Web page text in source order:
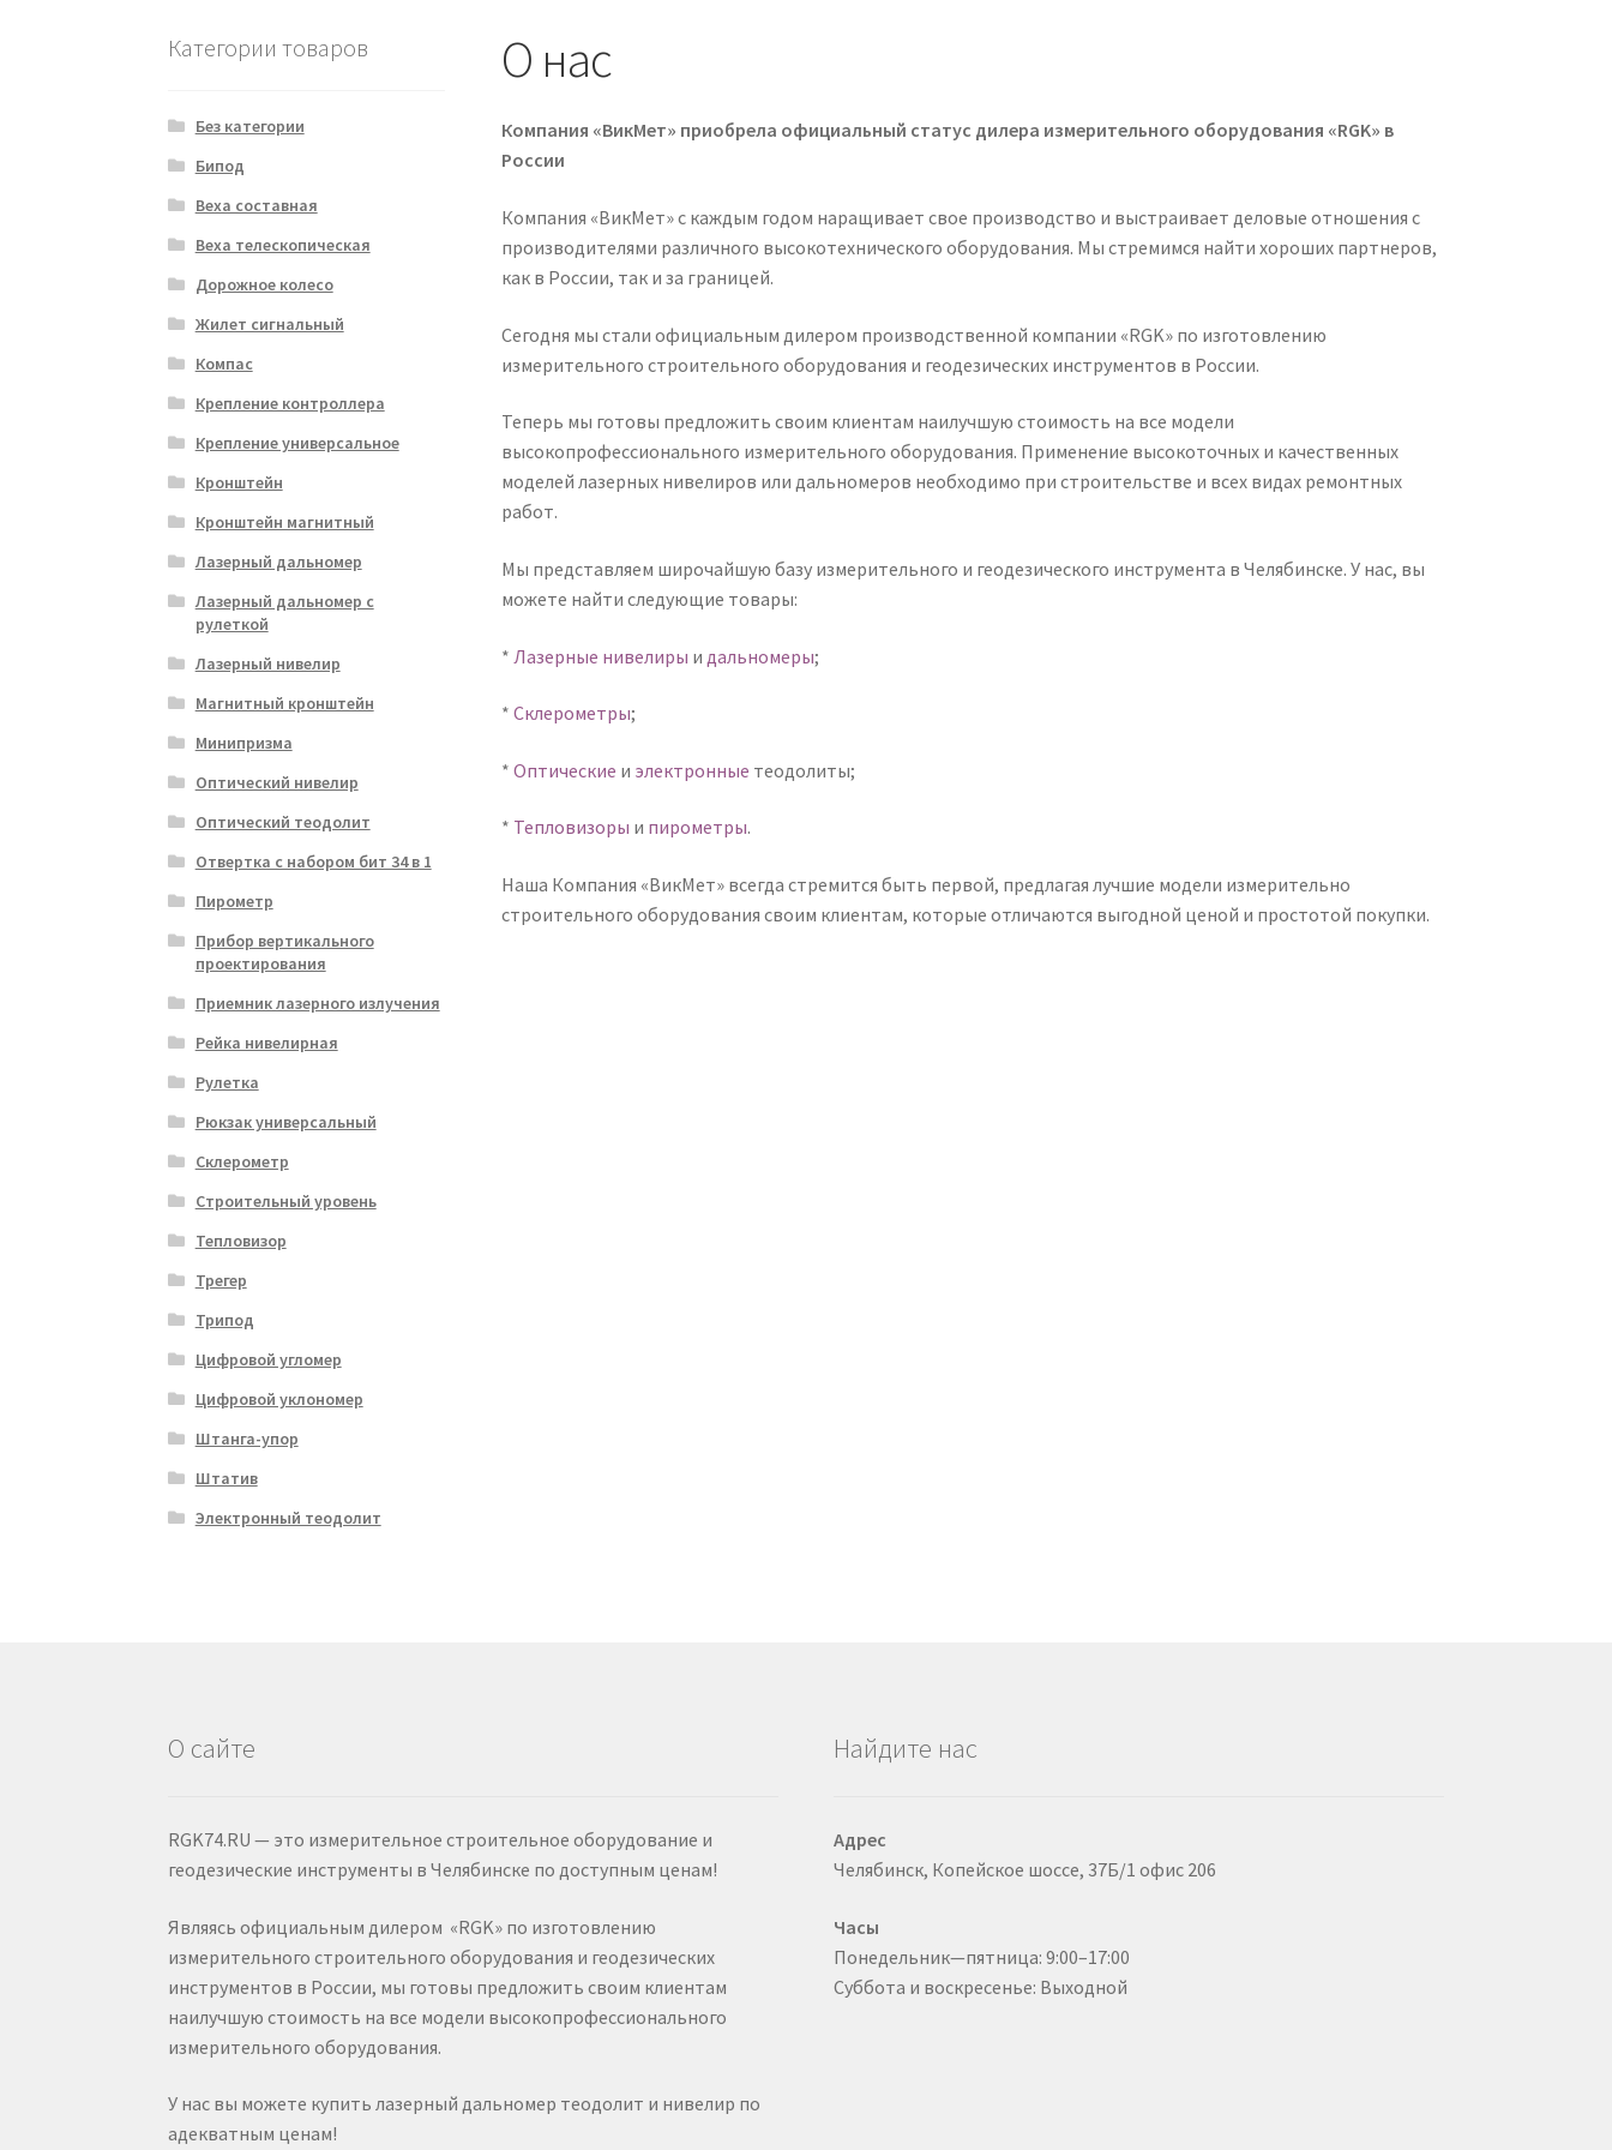
О нас
Компания «ВикМет» приобрела официальный статус дилера измерительного оборудования «RGK» в
России
Компания «ВикМет» с каждым годом наращивает свое производство и выстраивает деловые отношения с
производителями различного высокотехнического оборудования. Мы стремимся найти хороших партнеров,
как в России, так и за границей.
Сегодня мы стали официальным дилером производственной компании «RGK» по изготовлению
измерительного строительного оборудования и геодезических инструментов в России.
Теперь мы готовы предложить своим клиентам наилучшую стоимость на все модели
высокопрофессионального измерительного оборудования. Применение высокоточных и качественных
моделей лазерных нивелиров или дальномеров необходимо при строительстве и всех видах ремонтных
работ.
Мы представляем широчайшую базу измерительного и геодезического инструмента в Челябинске. У нас, вы
можете найти следующие товары:
* Лазерные нивелиры и дальномеры;
* Склерометры;
* Оптические и электронные теодолиты;
* Тепловизоры и пирометры.
Наша Компания «ВикМет» всегда стремится быть первой, предлагая лучшие модели измерительно
строительного оборудования своим клиентам, которые отличаются выгодной ценой и простотой покупки.
Категории товаров
Без категории
Бипод
Веха составная
Веха телескопическая
Дорожное колесо
Жилет сигнальный
Компас
Крепление контроллера
Крепление универсальное
Кронштейн
Кронштейн магнитный
Лазерный дальномер
Лазерный дальномер с
рулеткой
Лазерный нивелир
Магнитный кронштейн
Минипризма
Оптический нивелир
Оптический теодолит
Отвертка с набором бит 34 в 1
Пирометр
Прибор вертикального
проектирования
Приемник лазерного излучения
Рейка нивелирная
Рулетка
Рюкзак универсальный
Склерометр
Строительный уровень
Тепловизор
Трегер
Трипод
Цифровой угломер
Цифровой уклономер
Штанга-упор
Штатив
Электронный теодолит
О сайте
RGK74.RU — это измерительное строительное оборудование и
геодезические инструменты в Челябинске по доступным ценам!
Являясь официальным дилером «RGK» по изготовлению
измерительного строительного оборудования и геодезических
инструментов в России, мы готовы предложить своим клиентам
наилучшую стоимость на все модели высокопрофессионального
измерительного оборудования.
У нас вы можете купить лазерный дальномер теодолит и нивелир по
адекватным ценам!
Найдите нас
Адрес
Челябинск, Копейское шоссе, 37Б/1 офис 206
Часы
Понедельник—пятница: 9:00–17:00
Суббота и воскресенье: Выходной